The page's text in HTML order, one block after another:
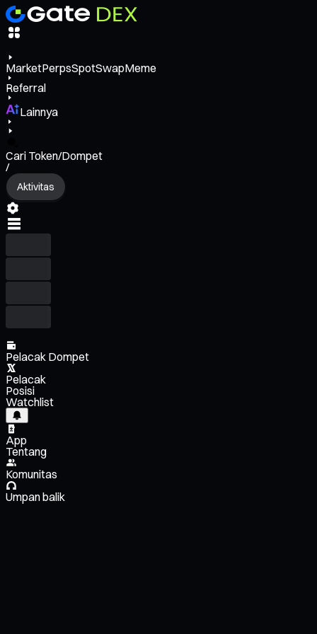
MarketPerpsSpotSwapMeme
Referral
Lainnya
Cari Token/Dompet
/
Aktivitas
Pelacak Dompet
Pelacak
Posisi
Watchlist
App
Tentang
Komunitas
Umpan balik